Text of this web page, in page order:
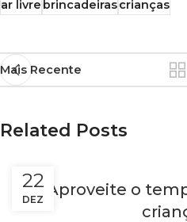
ar livrebrincadeirascrianças
Mais Recente
Related Posts
22
DEZ
Aproveite o